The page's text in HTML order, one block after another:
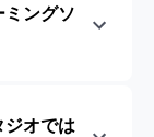
ングソ
オでは